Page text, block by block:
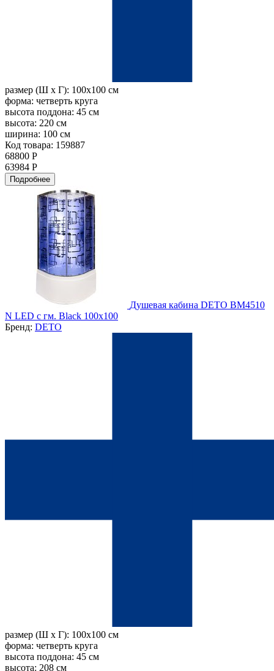
размер (Ш х Г): 100x100 см
форма: четверть круга
высота поддона: 45 см
высота: 220 см
ширина: 100 см
Код товара: 159887
68800 Р
63984 Р
Подробнее
Душевая кабина DETO BМ4510
N LED с гм. Black 100х100
Бренд: DETO
размер (Ш х Г): 100x100 см
форма: четверть круга
высота поддона: 45 см
высота: 208 см